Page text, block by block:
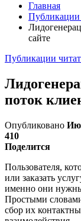
Главная
Публикации
сайте
Публикации
поток
Опубликовано
410
Поделится
Пользователя,
или заказать
именно они
Простыми
сбор их